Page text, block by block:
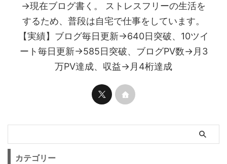
→現在ブログ書く。 ストレスフリーの生活を
するため、普段は自宅で仕事をしています。
【実績】ブログ毎日更新→640日突破、10ツイ
ート毎日更新→585日突破、ブログPV数→月3
万PV達成、収益→月4桁達成
カテゴリー